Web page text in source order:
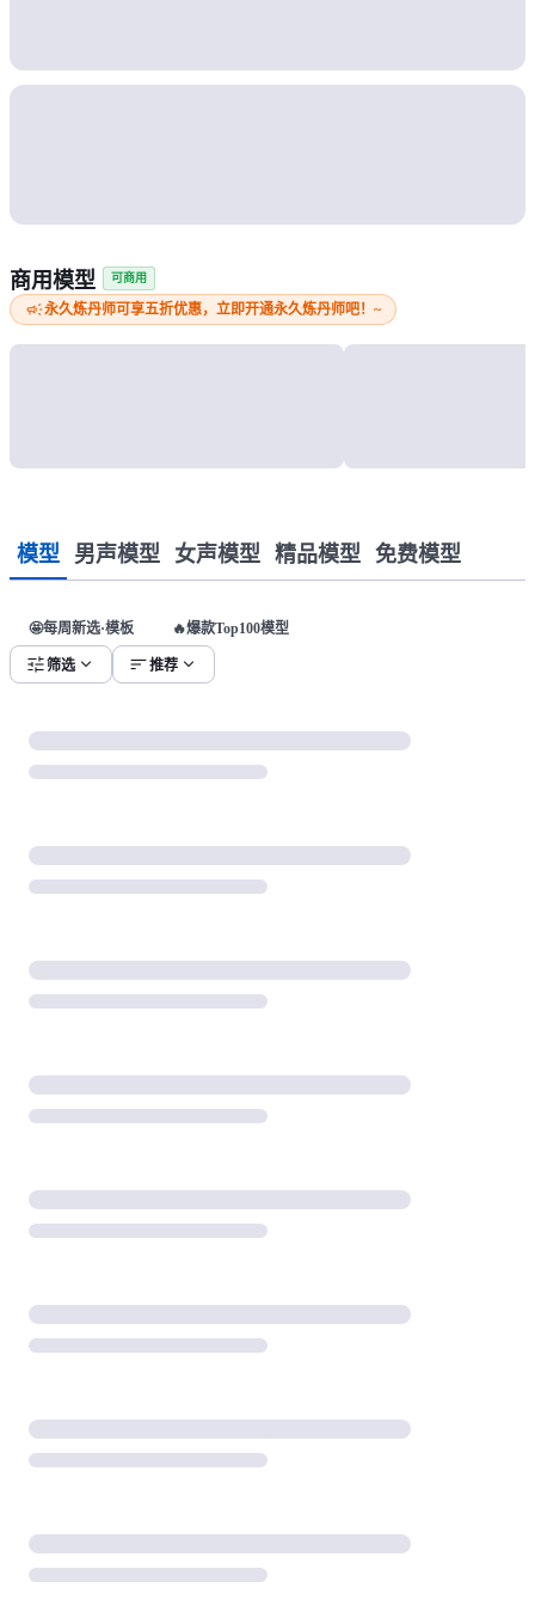
商用模型 可商用
campaign永久炼丹师可享五折优惠，立即开通永久炼丹师吧！~
模型 男声模型 女声模型 精品模型 免费模型
🤩每周新选·模板 🔥爆款Top100模型
tune筛选 expand_more sort推荐 expand_more